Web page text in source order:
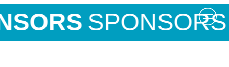
SPONSORS